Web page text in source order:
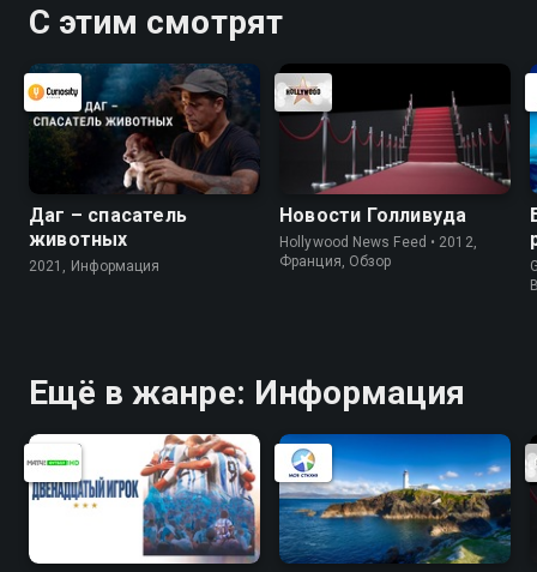
С этим смотрят
Даг – спасатель
животных
2021, Информация
Новости Голливуда
Hollywood News Feed • 2012,
Франция, Обзор
Ещё в жанре: Информация